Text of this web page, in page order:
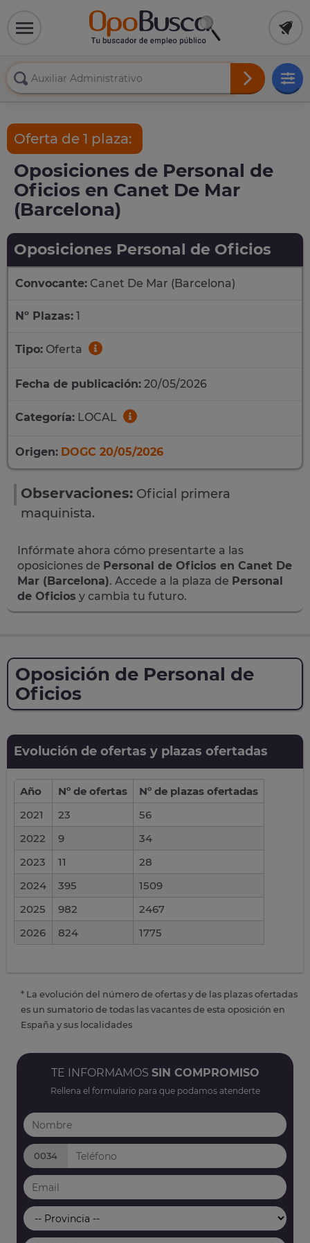
Oferta de 1 plaza:
Oposiciones de Personal de
Oficios en Canet De Mar
(Barcelona)
Oposiciones Personal de Oficios
Convocante: Canet De Mar (Barcelona)
Nº Plazas: 1
Tipo: Oferta
Fecha de publicación: 20/05/2026
Categoría: LOCAL
Origen: DOGC 20/05/2026
Observaciones: Oficial primera
maquinista.
Infórmate ahora cómo presentarte a las
oposiciones de Personal de Oficios en Canet De
Mar (Barcelona). Accede a la plaza de Personal
de Oficios y cambia tu futuro.
Oposición de Personal de
Oficios
Evolución de ofertas y plazas ofertadas
Año Nº de ofertas
Nº de plazas ofertadas
2021
23
56
2022
9
34
2023
11
28
2024
395
1509
2025
982
2467
2026
824 1775
* La evolución del número de ofertas y de las plazas ofertadas
es un sumatorio de todas las vacantes de esta oposición en
España y sus localidades
TE INFORMAMOS SIN COMPROMISO
Rellena el formulario para que podamos atenderte
0034